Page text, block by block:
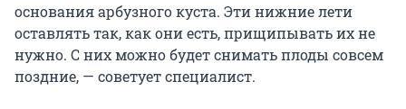
основания арбузного куста. Эти нижние лети
оставлять так, как они есть, прищипывать их не
нужно. С них можно будет снимать плоды совсем
поздние, — советует специалист.